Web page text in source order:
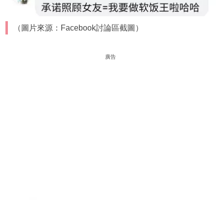
（圖片來源：Facebook討論區截圖）
廣告